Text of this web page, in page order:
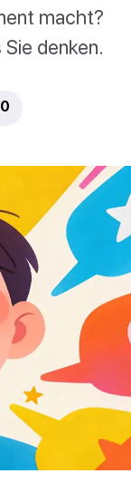
macht?
denken.